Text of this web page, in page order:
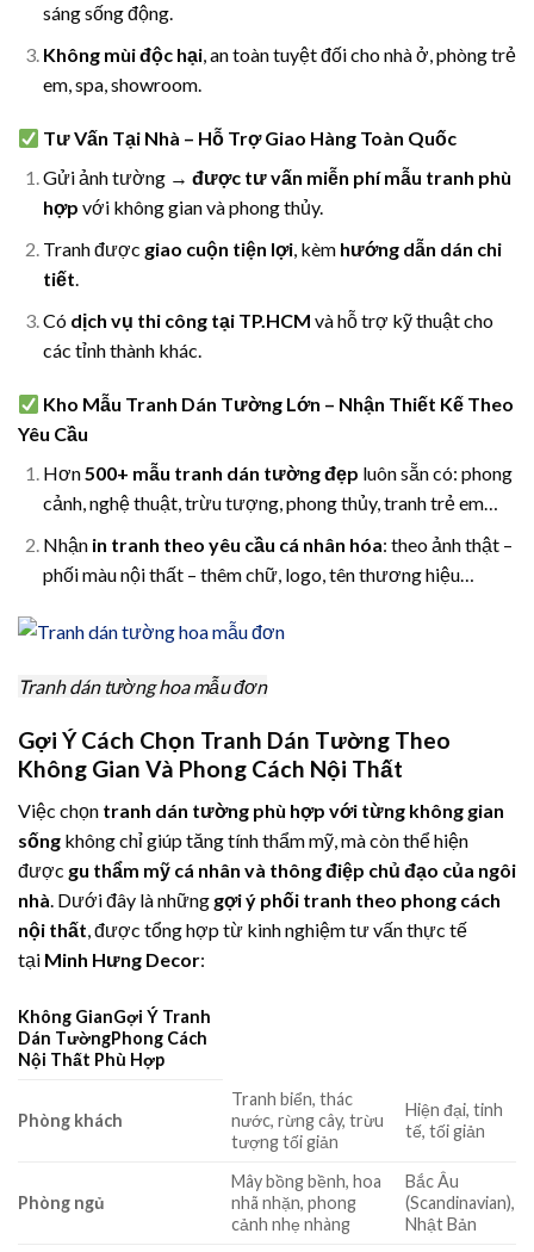
sáng sống động.
Không mùi độc hại, an toàn tuyệt đối cho nhà ở, phòng trẻ
em, spa, showroom.
Tư Vấn Tại Nhà – Hỗ Trợ Giao Hàng Toàn Quốc
Gửi ảnh tường → được tư vấn miễn phí mẫu tranh phù
hợp với không gian và phong thủy.
Tranh được giao cuộn tiện lợi, kèm hướng dẫn dán chi
tiết.
Có dịch vụ thi công tại TP.HCM và hỗ trợ kỹ thuật cho
các tỉnh thành khác.
Kho Mẫu Tranh Dán Tường Lớn – Nhận Thiết Kế Theo
Yêu Cầu
Hơn500+ mẫu tranh dán tường đẹp luôn sẵn có: phong
cảnh, nghệ thuật, trừu tượng, phong thủy, tranh trẻ em…
Nhận in tranh theo yêu cầu cá nhân hóa: theo ảnh thật –
phối màu nội thất – thêm chữ, logo, tên thương hiệu…
Tranh dán tường hoa mẫu đơn
Gợi Ý Cách Chọn Tranh Dán Tường Theo
Không Gian Và Phong Cách Nội Thất
Việc chọn tranh dán tường phù hợp với từng không gian
sống không chỉ giúp tăng tính thẩm mỹ, mà còn thể hiện
được gu thẩm mỹ cá nhân và thông điệp chủ đạo của ngôi
nhà . Dưới đây là những gợi ý phối tranh theo phong cách
nội thất , được tổng hợp từ kinh nghiệm tư vấn thực tế
tại Minh Hưng Decor:
Không GianGợi Ý Tranh
Dán TườngPhong Cách
Nội Thất Phù Hợp
Phòng khách
Tranh biển, thác
nước, rừng cây, trừu
tượng tối giản
Hiện đại, tinh
tế, tối giản
Phòng ngủ
Mây bồng bềnh, hoa
nhã nhặn, phong
cảnh nhẹ nhàng
Bắc Âu
(Scandinavian),
Nhật Bản